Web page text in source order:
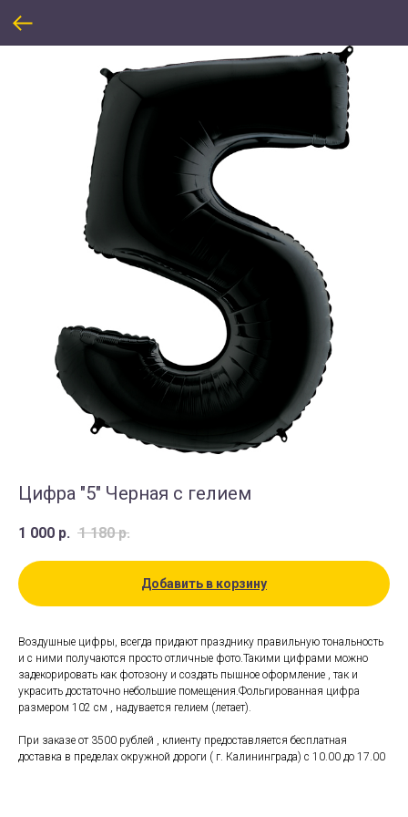
Цифра "5" Черная с гелием
1 000 р. 1 180 р.
Добавить в корзину
Воздушные цифры, всегда придают празднику правильную тональность
и с ними получаются просто отличные фото.Такими цифрами можно
задекорировать как фотозону и создать пышное оформление , так и
украсить достаточно небольшие помещения.Фольгированная цифра
размером 102 см , надувается гелием (летает).
При заказе от 3500 рублей , клиенту предоставляется бесплатная
доставка в пределах окружной дороги ( г. Калининграда) с 10.00 до 17.00